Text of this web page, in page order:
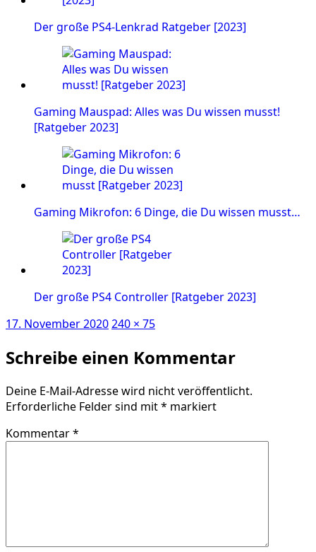
Der große PS4-Lenkrad Ratgeber [2023]
Gaming Mauspad: Alles was Du wissen musst!
[Ratgeber 2023]
Gaming Mikrofon: 6 Dinge, die Du wissen musst…
Der große PS4 Controller [Ratgeber 2023]
Veröffentlicht
17. November 2020 Volle
240 × 75
Schreibe einen Kommentar
Deine E-Mail-Adresse wird nicht veröffentlicht.
Erforderliche Felder sind mit* markiert
Kommentar*